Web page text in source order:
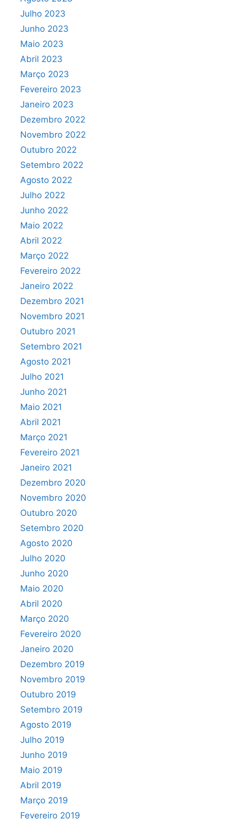
Julho 2023
Junho 2023
Maio 2023
Abril 2023
Março 2023
Fevereiro 2023
Janeiro 2023
Dezembro 2022
Novembro 2022
Outubro 2022
Setembro 2022
Agosto 2022
Julho 2022
Junho 2022
Maio 2022
Abril 2022
Março 2022
Fevereiro 2022
Janeiro 2022
Dezembro 2021
Novembro 2021
Outubro 2021
Setembro 2021
Agosto 2021
Julho 2021
Junho 2021
Maio 2021
Abril 2021
Março 2021
Fevereiro 2021
Janeiro 2021
Dezembro 2020
Novembro 2020
Outubro 2020
Setembro 2020
Agosto 2020
Julho 2020
Junho 2020
Maio 2020
Abril 2020
Março 2020
Fevereiro 2020
Janeiro 2020
Dezembro 2019
Novembro 2019
Outubro 2019
Setembro 2019
Agosto 2019
Julho 2019
Junho 2019
Maio 2019
Abril 2019
Março 2019
Fevereiro 2019